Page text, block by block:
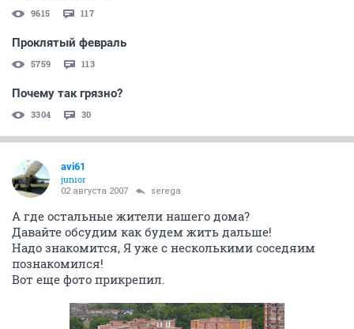
9615 117
Проклятый февраль
5759 113
Почему так грязно?
3304 30
avi61
junior
02 августа 2007 serega
А где остальные жители нашего дома?
Давайте обсудим как будем жить дальше!
Надо знакомится, Я уже с несколькими соседяим
познакомился!
Вот еще фото прикрепил.